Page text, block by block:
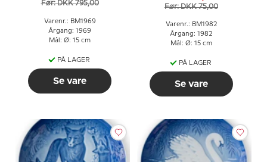
Før: DKK 795,00
Varenr.: BM1969
Årgang: 1969
Mål: Ø: 15 cm
PÅ LAGER
Se vare
Før: DKK 75,00
Varenr.: BM1982
Årgang: 1982
Mål: Ø: 15 cm
PÅ LAGER
Se vare